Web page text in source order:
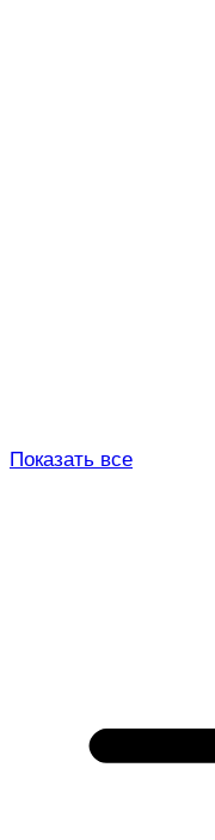
Показать все